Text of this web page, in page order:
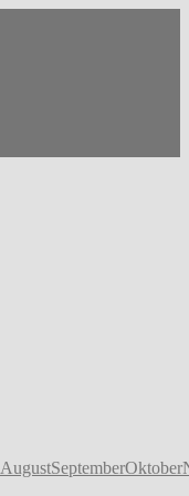
AugustSeptemberOktober